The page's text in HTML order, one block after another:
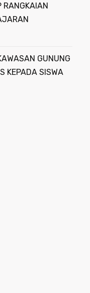
RANGKAIAN
GUNUNG
KEPADA SISWA